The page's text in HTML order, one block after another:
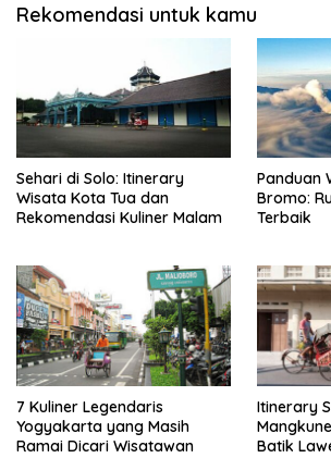
Rekomendasi untuk kamu
Sehari di Solo: Itinerary
Wisata Kota Tua dan
Rekomendasi Kuliner Malam
Panduan
Bromo:
Terbaik
7 Kuliner Legendaris
Yogyakarta yang Masih
Ramai Dicari Wisatawan
Itinerary
Batik